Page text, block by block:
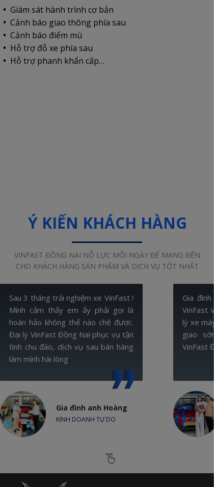
Giám sát hành trình cơ bản
Cảnh báo giao thông phía sau
Cảnh báo điểm mù
Hỗ trợ đỗ xe phía sau
Hỗ trợ phanh khẩn cấp…
Ý KIẾN KHÁCH HÀNG
VINFAST ĐỒNG NAI NỖ LỰC MỖI NGÀY ĐỂ MANG ĐẾN
CHO KHÁCH HÀNG SẢN PHẨM VÀ DỊCH VỤ TỐT NHẤT
Sau 3 tháng trải nghiệm xe VinFast !
Mình cảm thấy em ấy phải gọi là
hoàn hảo không thể nào chê được.
Đại lý VinFast Đồng Nai phục vụ tận
tình chu đáo, dịch vụ sau bán hàng
làm mình hài lòng
Gia đình anh Hoàng
KINH DOANH TỰ DO
Gia
VinFast
lý xe
giao
VinFast